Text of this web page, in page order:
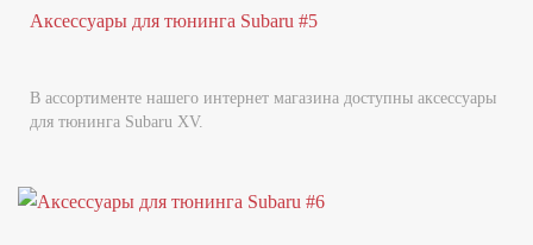
Аксессуары для тюнинга Subaru #5
В ассортименте нашего интернет магазина доступны аксессуары
для тюнинга Subaru XV.